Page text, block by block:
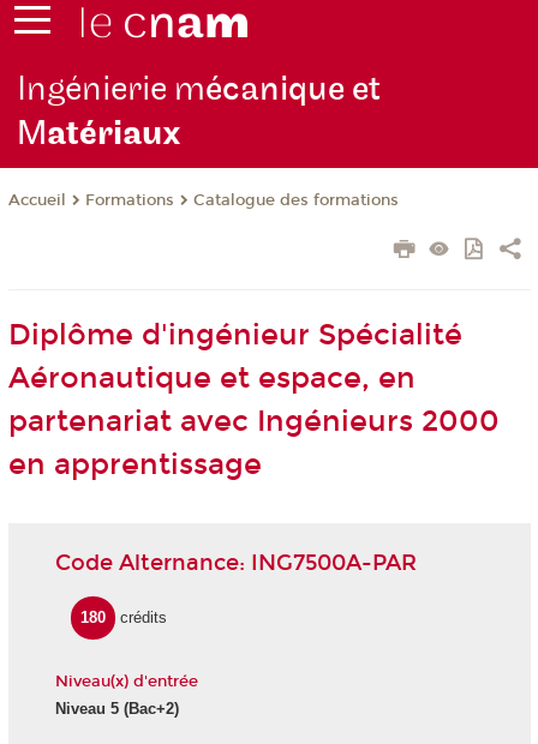
Ingénierie mécanique et
Matériaux
Accueil Formations Catalogue des formations
Diplôme d'ingénieur Spécialité
Aéronautique et espace, en
partenariat avec Ingénieurs 2000
en apprentissage
Code Alternance: ING7500A-PAR
180 crédits
Niveau(x) d'entrée
Niveau 5(Bac+2)